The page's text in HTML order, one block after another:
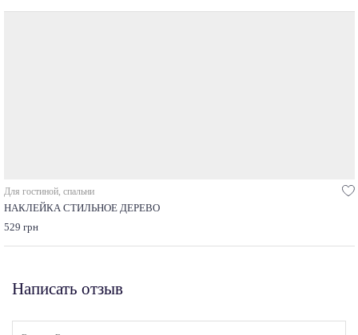
Для гостиной, спальни
НАКЛЕЙКА СТИЛЬНОЕ ДЕРЕВО
529 грн
Написать отзыв